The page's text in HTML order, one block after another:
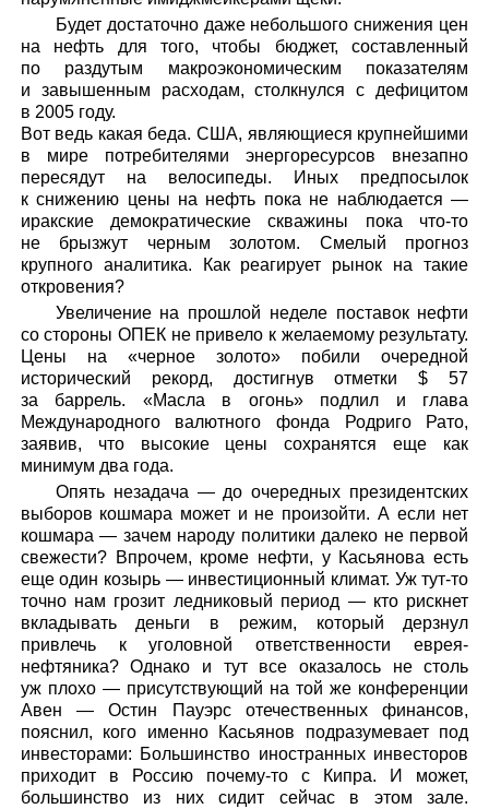
Будет достаточно даже небольшого снижения цен
на нефть для того, чтобы бюджет, составленный
по раздутым макроэкономическим показателям
и завышенным расходам, столкнулся с дефицитом
в 2005 году.
Вот ведь какая беда. США, являющиеся крупнейшими
в мире потребителями энергоресурсов внезапно
пересядут на велосипеды. Иных предпосылок
к снижению цены на нефть пока не наблюдается —
иракские демократические скважины пока что-то
не брызжут черным золотом. Смелый прогноз
крупного аналитика. Как реагирует рынок на такие
откровения?
Увеличение на прошлой неделе поставок нефти
со стороны ОПЕК не привело к желаемому результату.
Цены на «черное золото» побили очередной
исторический рекорд, достигнув отметки $ 57
за баррель. «Масла в огонь» подлил и глава
Международного валютного фонда Родриго Рато,
заявив, что высокие цены сохранятся еще как
минимум два года.
Опять незадача — до очередных президентских
выборов кошмара может и не произойти. А если нет
кошмара — зачем народу политики далеко не первой
свежести? Впрочем, кроме нефти, у Касьянова есть
еще один козырь — инвестиционный климат. Уж тут-то
точно нам грозит ледниковый период — кто рискнет
вкладывать деньги в режим, который дерзнул
привлечь к уголовной ответственности еврея-
нефтяника? Однако и тут все оказалось не столь
уж плохо — присутствующий на той же конференции
Авен — Остин Пауэрс отечественных финансов,
пояснил, кого именно Касьянов подразумевает под
инвесторами: Большинство иностранных инвесторов
приходит в Россию почему-то c Кипра. И может,
большинство из них сидит сейчас в этом зале.